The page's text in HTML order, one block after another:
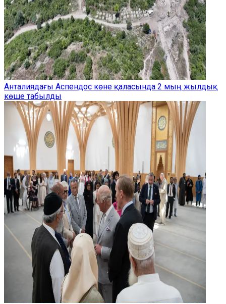
Анталиядағы Аспендос көне қаласында 2 мың жылдық
көше табылды